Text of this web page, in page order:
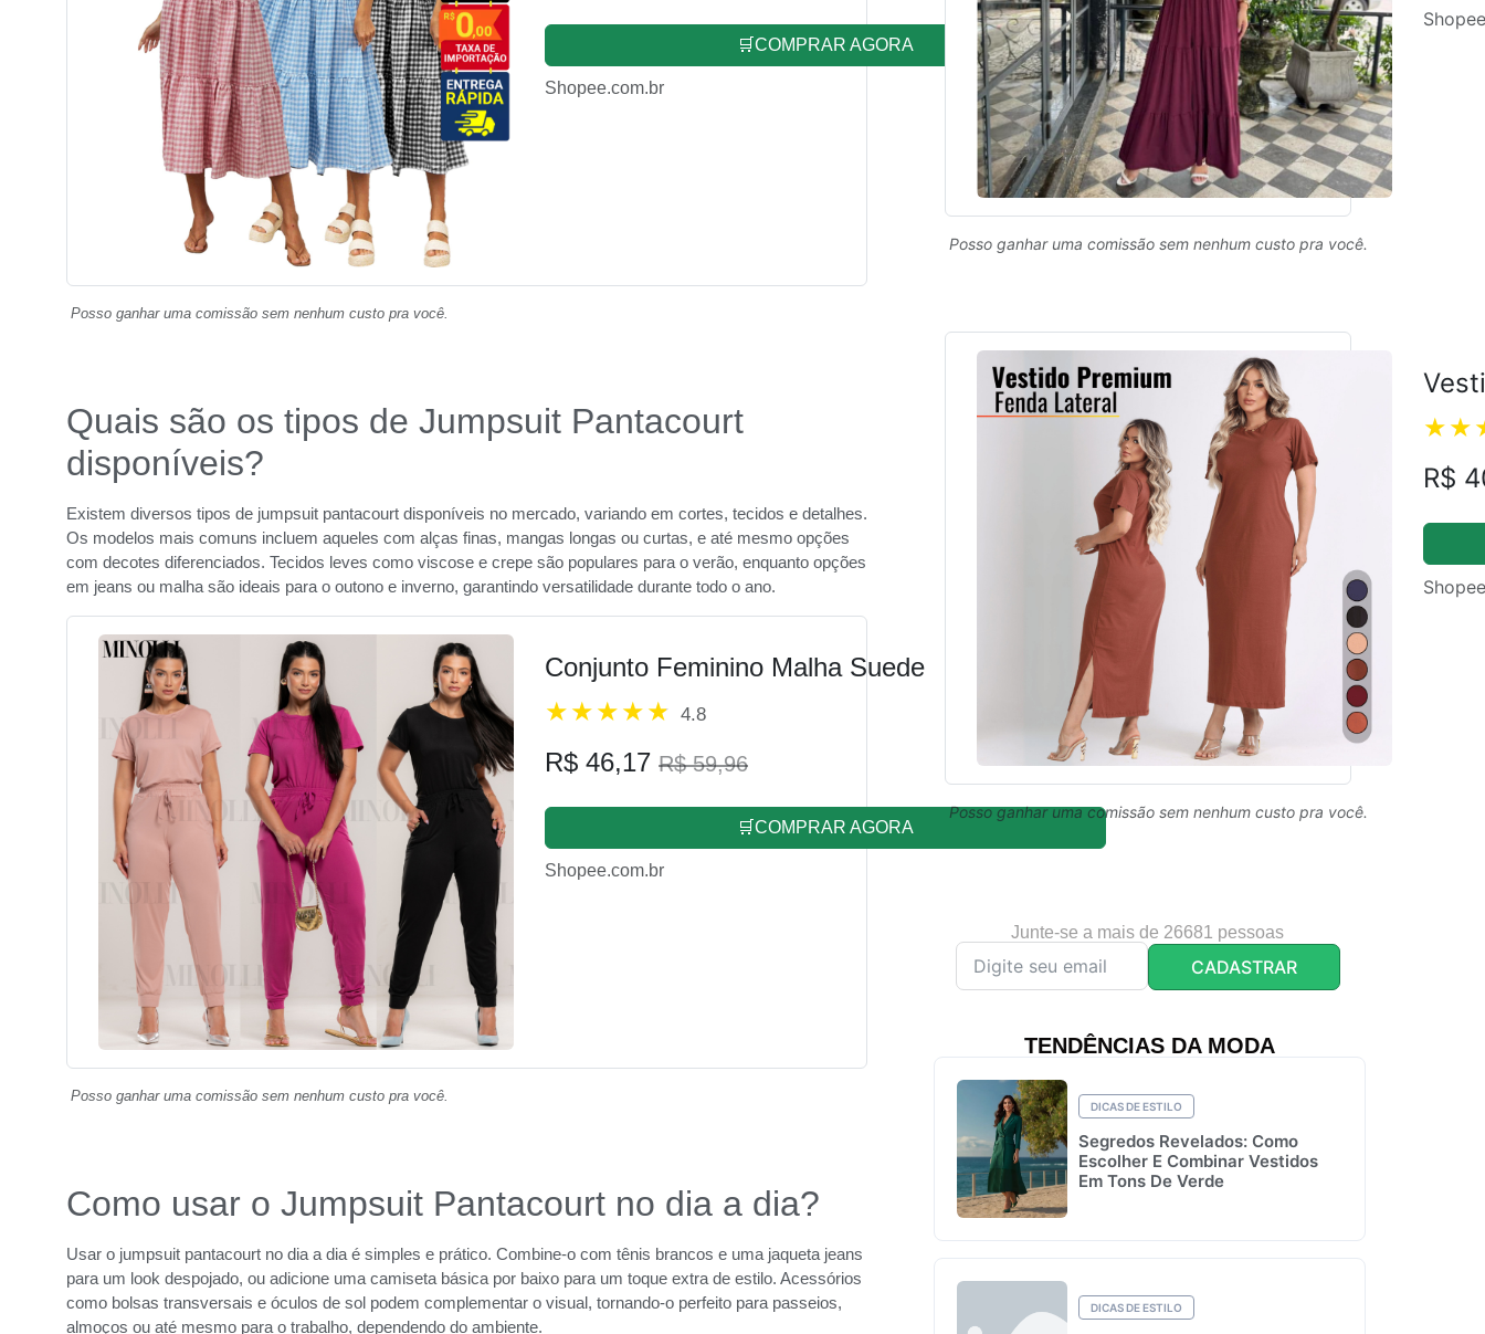
🛒COMPRAR AGORA
Shopee.com.br
Posso ganhar uma comissão sem nenhum custo pra você.
Quais são os tipos de Jumpsuit Pantacourt
disponíveis?
Existem diversos tipos de jumpsuit pantacourt disponíveis no mercado, variando em cortes, tecidos e detalhes.
Os modelos mais comuns incluem aqueles com alças finas, mangas longas ou curtas, e até mesmo opções
com decotes diferenciados. Tecidos leves como viscose e crepe são populares para o verão, enquanto opções
em jeans ou malha são ideais para o outono e inverno, garantindo versatilidade durante todo o ano.
Conjunto Feminino Malha Suede
4.8
R$ 46,17 R$ 59,96
🛒COMPRAR AGORA
Shopee.com.br
Posso ganhar uma comissão sem nenhum custo pra você.
Como usar o Jumpsuit Pantacourt no dia a dia?
Usar o jumpsuit pantacourt no dia a dia é simples e prático. Combine-o com tênis brancos e uma jaqueta jeans
para um look despojado, ou adicione uma camiseta básica por baixo para um toque extra de estilo. Acessórios
como bolsas transversais e óculos de sol podem complementar o visual, tornando-o perfeito para passeios,
almoços ou até mesmo para o trabalho, dependendo do ambiente.
Posso ganhar uma comissão sem nenhum custo pra você.
R$
Posso ganhar uma comissão sem nenhum custo pra você.
Junte-se a mais de 26681 pessoas
CADASTRAR
TENDÊNCIAS DA MODA
DICAS DE ESTILO
Segredos Revelados: Como
Escolher E Combinar Vestidos
Em Tons De Verde
DICAS DE ESTILO